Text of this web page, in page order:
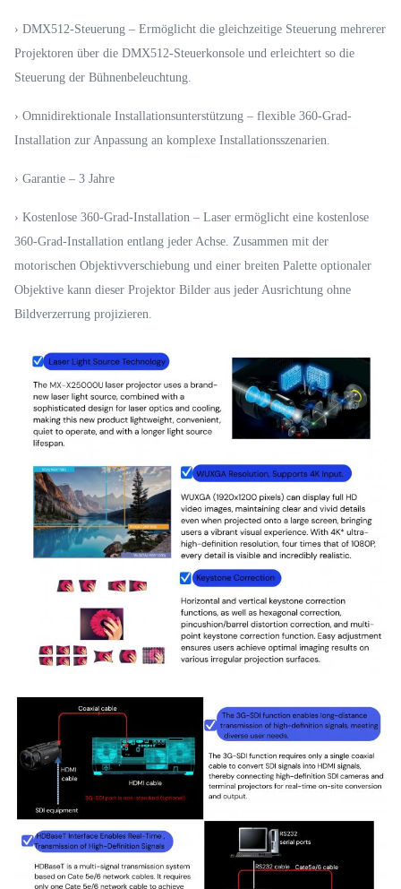
› DMX512-Steuerung – Ermöglicht die gleichzeitige Steuerung mehrerer
Projektoren über die DMX512-Steuerkonsole und erleichtert so die
Steuerung der Bühnenbeleuchtung.
› Omnidirektionale Installationsunterstützung – flexible 360-Grad-
Installation zur Anpassung an komplexe Installationsszenarien.
› Garantie – 3 Jahre
› Kostenlose 360-Grad-Installation – Laser ermöglicht eine kostenlose
360-Grad-Installation entlang jeder Achse. Zusammen mit der
motorischen Objektivverschiebung und einer breiten Palette optionaler
Objektive kann dieser Projektor Bilder aus jeder Ausrichtung ohne
Bildverzerrung projizieren.